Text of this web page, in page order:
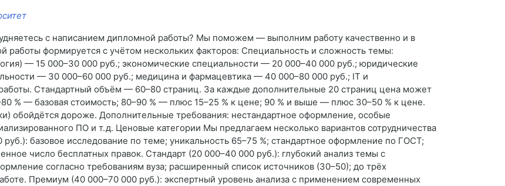
с написанием дипломной работы? Мы поможем — выполним работу качественно и в
работы формируется с учётом нескольких факторов: Специальность и сложность темы:
— 15 000–30 000 руб.; экономические специальности — 20 000–40 000 руб.; юридические
— 30 000–60 000 руб.; медицина и фармацевтика — 40 000–80 000 руб.; IT и
Стандартный объём — 60–80 страниц. За каждые дополнительные 20 страниц цена может
% — базовая стоимость; 80–90 % — плюс 15–25 % к цене; 90 % и выше — плюс 30–50 % к цене.
обойдётся дороже. Дополнительные требования: нестандартное оформление, особые
ПО и т. д. Ценовые категории Мы предлагаем несколько вариантов сотрудничества
базовое исследование по теме; уникальность 65–75 %; стандартное оформление по ГОСТ;
число бесплатных правок. Стандарт (20 000–40 000 руб.): глубокий анализ темы с
согласно требованиям вуза; расширенный список источников (30–50); до трёх
Премиум (40 000–70 000 руб.): экспертный уровень анализа с применением современных